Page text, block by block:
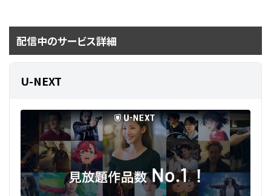
配信中のサービス詳細
U-NEXT